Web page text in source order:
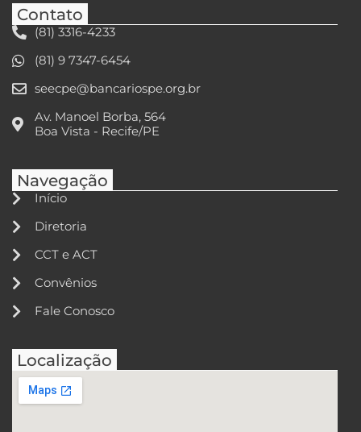
Contato
(81) 3316-4233
(81) 9 7347-6454
seecpe@bancariospe.org.br
Av. Manoel Borba, 564
Boa Vista - Recife/PE
Navegação
Início
Diretoria
CCT e ACT
Convênios
Fale Conosco
Localização